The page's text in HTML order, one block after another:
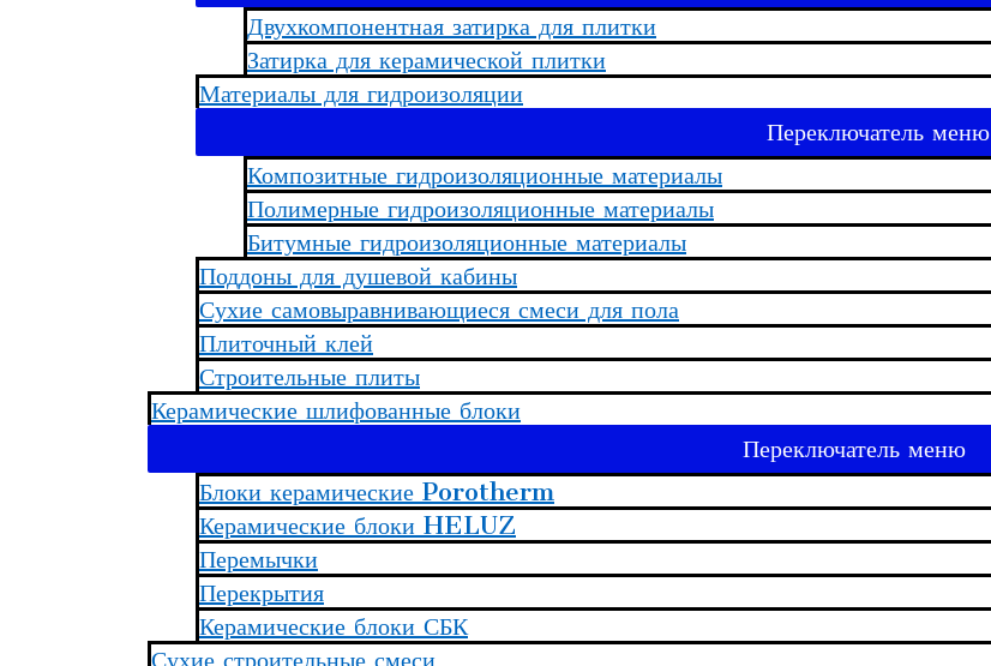
Двухкомпонентная затирка для плитки
Затирка для керамической плитки
Материалы для гидроизоляции
Переключатель меню
Композитные гидроизоляционные материалы
Полимерные гидроизоляционные материалы
Битумные гидроизоляционные материалы
Поддоны для душевой кабины
Сухие самовыравнивающиеся смеси для пола
Плиточный клей
Строительные плиты
Керамические шлифованные блоки
Переключатель меню
Блоки керамические Porotherm
Керамические блоки HELUZ
Перемычки
Перекрытия
Керамические блоки СБК
Сухие строительные смеси